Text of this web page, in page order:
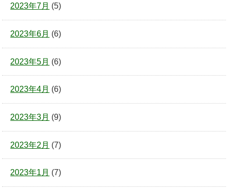
2023年7月 (5)
2023年6月 (6)
2023年5月 (6)
2023年4月 (6)
2023年3月 (9)
2023年2月 (7)
2023年1月 (7)